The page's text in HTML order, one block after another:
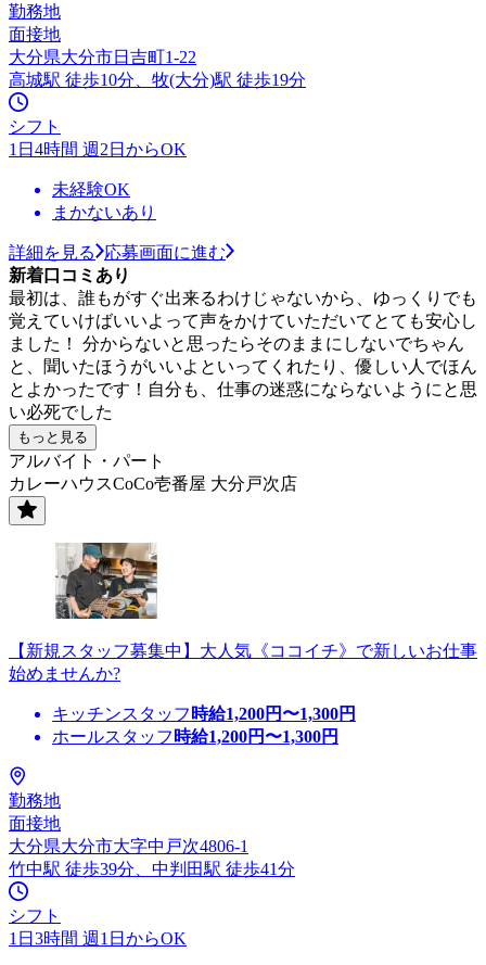
勤務地
面接地
大分県大分市日吉町1-22
高城駅 徒歩10分、牧(大分)駅 徒歩19分
シフト
1日4時間 週2日からOK
未経験OK
まかないあり
詳細を見る
応募画面に進む
新着口コミあり
最初は、誰もがすぐ出来るわけじゃないから、ゆっくりでも
覚えていけばいいよって声をかけていただいてとても安心し
ました！ 分からないと思ったらそのままにしないでちゃん
と、聞いたほうがいいよといってくれたり、優しい人でほん
とよかったです！自分も、仕事の迷惑にならないようにと思
い必死でした
もっと見る
アルバイト・パート
カレーハウスCoCo壱番屋 大分戸次店
【新規スタッフ募集中】大人気《ココイチ》で新しいお仕事
始めませんか?
キッチンスタッフ 時給1,200円〜1,300円
ホールスタッフ 時給1,200円〜1,300円
勤務地
面接地
大分県大分市大字中戸次4806-1
竹中駅 徒歩39分、中判田駅 徒歩41分
シフト
1日3時間 週1日からOK